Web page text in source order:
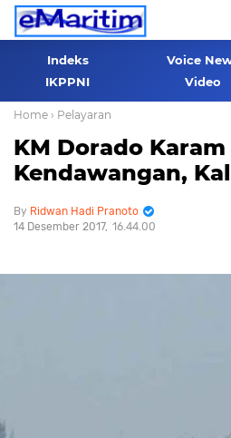
Indeks Voice
IKPPNI
Video
Home › Pelayaran
KM Dorado
Kendawangan,
Ridwan Hadi Pranoto
14 Desember 2017 16.44.00